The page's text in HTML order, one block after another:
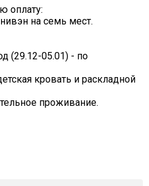
оплату:
на семь мест.
(29.12-05.01) - по
кровать и раскладной
проживание.